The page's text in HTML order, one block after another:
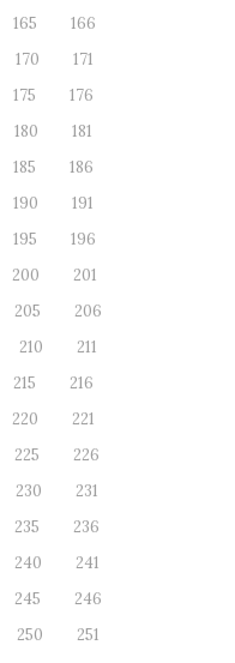
165
166
170
171
175
176
180
181
185
186
190
191
195
196
200
201
205
206
210
211
215
216
220
221
225
226
230
231
235
236
240
241
245
246
250
251